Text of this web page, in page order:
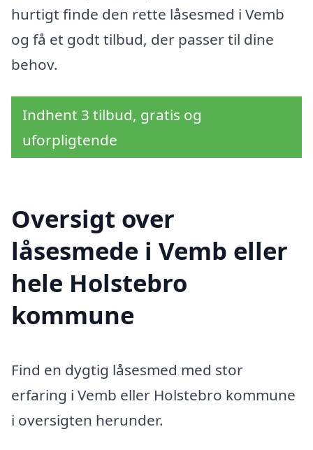
hurtigt finde den rette låsesmed i Vemb
og få et godt tilbud, der passer til dine
behov.
Indhent 3 tilbud, gratis og
uforpligtende
Oversigt over
låsesmede i Vemb eller
hele Holstebro
kommune
Find en dygtig låsesmed med stor
erfaring i Vemb eller Holstebro kommune
i oversigten herunder.